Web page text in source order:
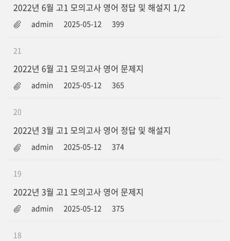
2022년 6월 고1 모의고사 영어 정답 및 해설지 1/2
admin 2025-05-12 399
21
2022년 6월 고1 모의고사 영어 문제지
admin 2025-05-12 365
20
2022년 3월 고1 모의고사 영어 정답 및 해설지
admin 2025-05-12 374
19
2022년 3월 고1 모의고사 영어 문제지
admin 2025-05-12 375
18